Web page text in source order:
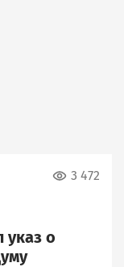
3 472
указ о